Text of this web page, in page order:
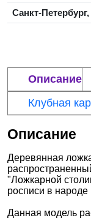
Санкт-
Описание
Клубная
Описание
Деревянная
"Ложкарной
росписи в
Данная модель